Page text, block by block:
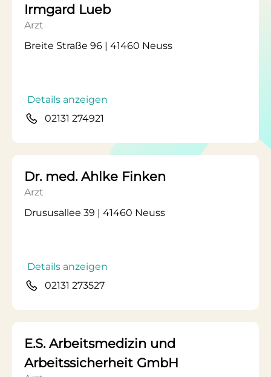
Irmgard Lueb
Arzt
Breite Straße 96 | 41460 Neuss
Details anzeigen
02131 274921
Dr. med. Ahlke Finken
Arzt
Drususallee 39 | 41460 Neuss
Details anzeigen
02131 273527
E.S. Arbeitsmedizin und
Arbeitssicherheit GmbH